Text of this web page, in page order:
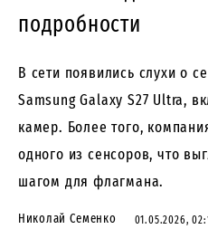
подробности
В сети появились слухи о
Samsung Galaxy S27 Ultra,
камер. Более того,
одного из сенсоров, что
шагом для флагмана.
Николай Семенко 01.05.2026,